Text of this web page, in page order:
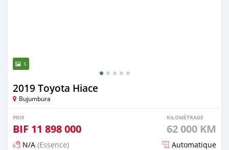
5
2019 Toyota Hiace
Bujumbura
PRIX
BIF 11 898 000
KILOMÉTRAGE
62 000 KM
N/A (Essence) Automatique